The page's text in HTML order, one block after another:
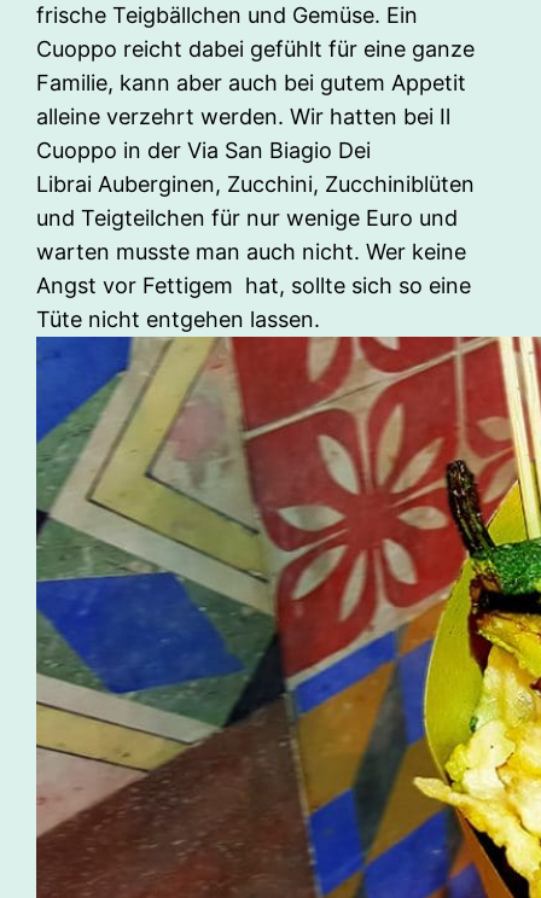
frische Teigbällchen und Gemüse. Ein
Cuoppo reicht dabei gefühlt für eine ganze
Familie, kann aber auch bei gutem Appetit
alleine verzehrt werden. Wir hatten bei Il
Cuoppo in der Via San Biagio Dei
Librai Auberginen, Zucchini, Zucchiniblüten
und Teigteilchen für nur wenige Euro und
warten musste man auch nicht. Wer keine
Angst vor Fettigem hat, sollte sich so eine
Tüte nicht entgehen lassen.